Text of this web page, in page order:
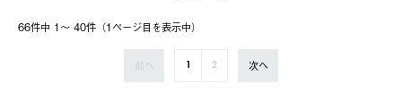
66件中 1〜 40件（1ページ⽬を表⽰中）
前へ 1 2 次へ